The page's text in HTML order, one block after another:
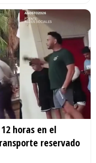
horas en el
reservado